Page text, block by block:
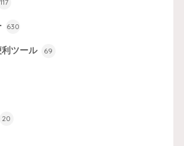
117
630
ツール 69
20